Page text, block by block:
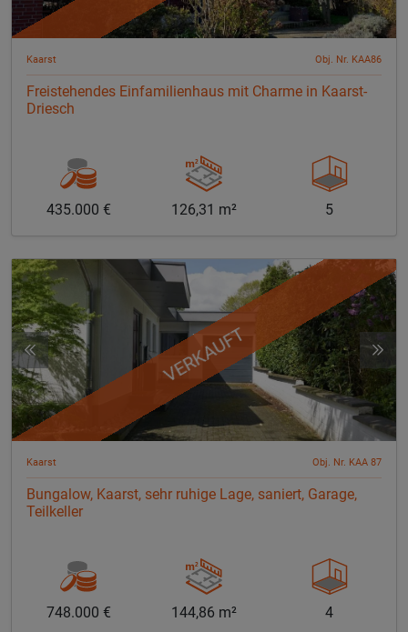
Kaarst Obj. Nr. KAA86
Freistehendes Einfamilienhaus mit Charme in Kaarst-
Driesch
435.000 € 126,31 m² 5
VERKAUFT
Kaarst Obj. Nr. KAA 87
Bungalow, Kaarst, sehr ruhige Lage, saniert, Garage,
Teilkeller
748.000 € 144,86 m² 4